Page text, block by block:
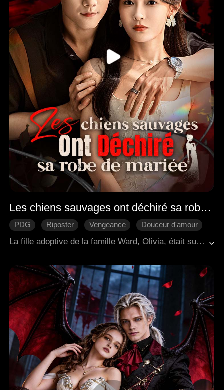
Les chiens sauvages ont déchiré sa robe de mariée
PDG Riposter Vengeance
Douceur d'amour
La fille adoptive de la famille Ward, Olivia, était sur le point d'épouser un homme qui aurait pu être son grand-père ! Alors que tout le monde déplorait la situation, Olivia s'est échappée du mariage. Juste au moment où les familles riches de la ville lançaient une recherche à grande échelle pour elle, personne n'aurait imaginé qu'elle était déjà dans le lit du jeune héritier le plus puissant de la ville.